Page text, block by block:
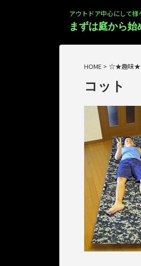
アウトドア中心にして様
まずは庭から始
HOME > ☆★趣味
コット